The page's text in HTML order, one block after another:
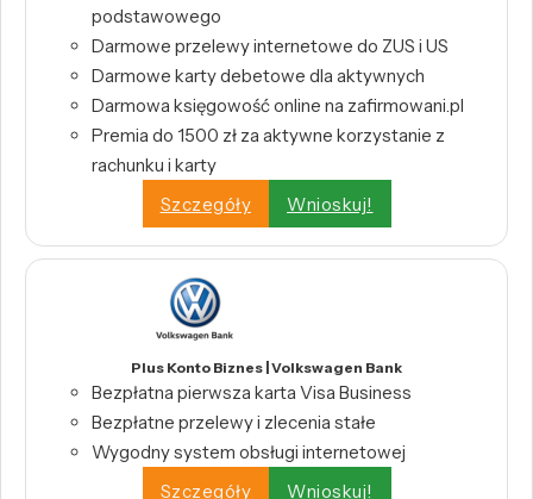
podstawowego
Darmowe przelewy internetowe do ZUS i US
Darmowe karty debetowe dla aktywnych
Darmowa księgowość online na zafirmowani.pl
Premia do 1500 zł za aktywne korzystanie z
rachunku i karty
Szczegóły
Wnioskuj!
Plus Konto Biznes | Volkswagen Bank
Bezpłatna pierwsza karta Visa Business
Bezpłatne przelewy i zlecenia stałe
Wygodny system obsługi internetowej
Szczegóły
Wnioskuj!